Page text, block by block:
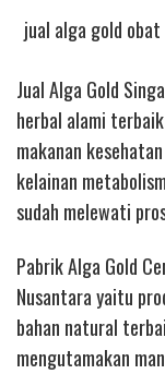
jual alga gold
Jual Alga Gold
herbal alami
makanan
kelainan
sudah melewati
Pabrik Alga Gold
Nusantara yaitu
bahan natural
mengutamakan